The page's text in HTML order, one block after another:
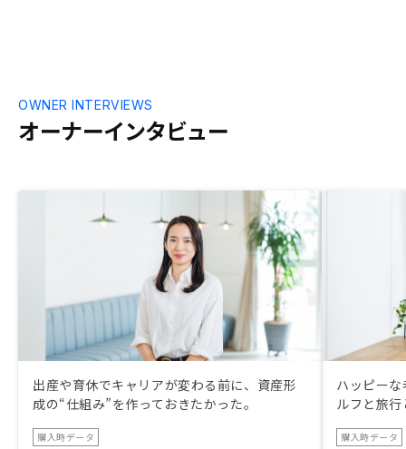
オーナーインタビュー
OWNER INTERVIEWS
出産や育休でキャリアが変わる前に、資産形
成の“仕組み”を作っておきたかった。
購入時データ
ハッピー
ルフと旅
購入時データ